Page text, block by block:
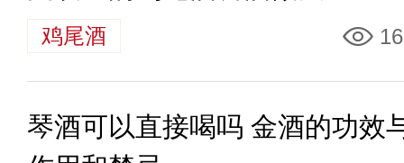
鸡尾酒
琴酒可以直接喝吗 金酒的功效